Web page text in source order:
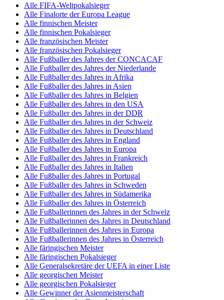
Alle FIFA-Weltpokalsieger
Alle Finalorte der Europa League
Alle finnischen Meister
Alle finnischen Pokalsieger
Alle französischen Meister
Alle französischen Pokalsieger
Alle Fußballer des Jahres der CONCACAF
Alle Fußballer des Jahres der Niederlande
Alle Fußballer des Jahres in Afrika
Alle Fußballer des Jahres in Asien
Alle Fußballer des Jahres in Belgien
Alle Fußballer des Jahres in den USA
Alle Fußballer des Jahres in der DDR
Alle Fußballer des Jahres in der Schweiz
Alle Fußballer des Jahres in Deutschland
Alle Fußballer des Jahres in England
Alle Fußballer des Jahres in Europa
Alle Fußballer des Jahres in Frankreich
Alle Fußballer des Jahres in Italien
Alle Fußballer des Jahres in Portugal
Alle Fußballer des Jahres in Schweden
Alle Fußballer des Jahres in Südamerika
Alle Fußballer des Jahres in Österreich
Alle Fußballerinnen des Jahres in der Schweiz
Alle Fußballerinnen des Jahres in Deutschland
Alle Fußballerinnen des Jahres in Europa
Alle Fußballerinnen des Jahres in Österreich
Alle färingischen Meister
Alle färingischen Pokalsieger
Alle Generalsekretäre der UEFA in einer Liste
Alle georgischen Meister
Alle georgischen Pokalsieger
Alle Gewinner der Asienmeisterschaft